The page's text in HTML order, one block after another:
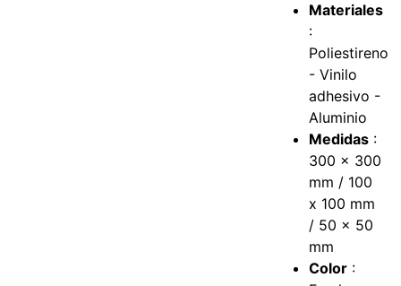
Materiales
:
Poliestireno
- Vinilo
adhesivo -
Aluminio
Medidas :
300 x 300
mm / 100
x 100 mm
/ 50 x 50
mm
Color :